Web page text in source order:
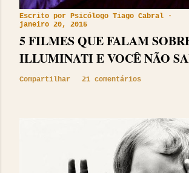
Escrito por Psicólogo Tiago Cabral
janeiro 20, 2015
5 FILMES QUE FALAM
ILLUMINATI E VOCÊ NÃO
Compartilhar 21 comentários